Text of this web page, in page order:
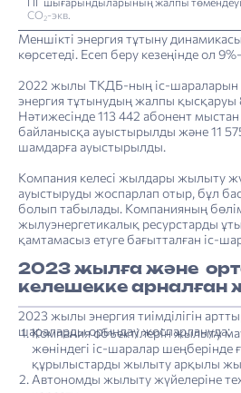
CO2-экв.
Меншікті энергия тұтыну
көрсетеді. Есеп беру кезеңінде ол
2022 жылы ТКДБ-ның іс-шараларын
энергия тұтынудың жалпы
Нәтижесінде 113 442 абонент
байланысқа ауыстырылды және 11
шамдарға ауыстырылды.
Компания келесі жылдары жылыту
ауыстыруды жоспарлап отыр, бұл
болып табылады. Компанияның
жылуэнергетикалық ресурстарды
қамтамасыз етуге бағытталған іс-
2023 жылға және
келешекке арналған
2023 жылы энергия тиімділігін
шараларды орындау жоспарлануда:
Компания объектілерін жылыту
жөніндегі іс-шаралар шеңберінде
құрылыстарды жылыту арқылы
Автономды жылыту жүйелеріне